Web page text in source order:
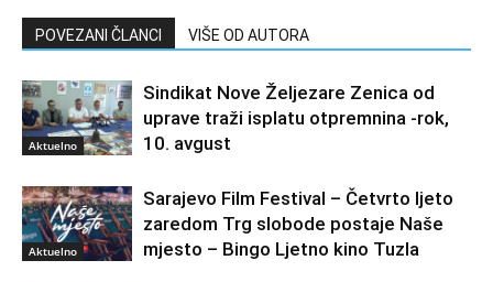
POVEZANI ČLANCI VIŠE OD AUTORA
Aktuelno
Sindikat Nove Željezare Zenica od
uprave traži isplatu otpremnina -rok,
10. avgust
Aktuelno
Sarajevo Film Festival – Četvrto ljeto
zaredom Trg slobode postaje Naše
mjesto – Bingo Ljetno kino Tuzla